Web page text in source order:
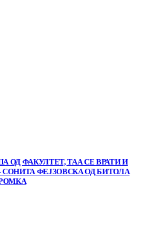
ОД ФАКУЛТЕТ, ТАА СЕ ВРАТИ И
СОНИТА ФЕЈЗОВСКА ОД БИТОЛА